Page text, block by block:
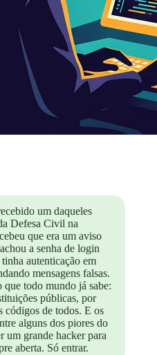
um daqueles
Defesa Civil na
que era um aviso
a senha de login
autenticação em
mensagens falsas.
todo mundo já sabe:
públicas, por
códigos de todos. E os
alguns dos piores do
um grande hacker para
aberta. Só entrar.